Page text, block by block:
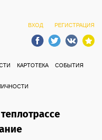
ВХОД РЕГИСТРАЦИЯ
КАРТОТЕКА СОБЫТИЯ